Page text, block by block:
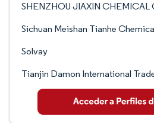
SHENZHOU JIAXIN CHEMICAL
Sichuan Meishan Tianhe
Solvay
Tianjin Damon International